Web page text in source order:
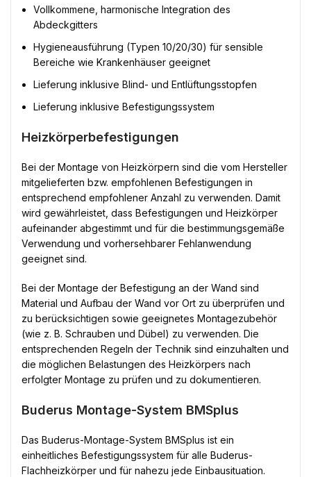
Vollkommene, harmonische Integration des
Abdeckgitters
Hygieneausführung (Typen 10/20/30) für sensible
Bereiche wie Krankenhäuser geeignet
Lieferung inklusive Blind- und Entlüftungsstopfen
Lieferung inklusive Befestigungssystem
Heizkörperbefestigungen
Bei der Montage von Heizkörpern sind die vom Hersteller
mitgelieferten bzw. empfohlenen Befestigungen in
entsprechend empfohlener Anzahl zu verwenden. Damit
wird gewährleistet, dass Befestigungen und Heizkörper
aufeinander abgestimmt und für die bestimmungsgemäße
Verwendung und vorhersehbarer Fehlanwendung
geeignet sind.
Bei der Montage der Befestigung an der Wand sind
Material und Aufbau der Wand vor Ort zu überprüfen und
zu berücksichtigen sowie geeignetes Montagezubehör
(wie z. B. Schrauben und Dübel) zu verwenden. Die
entsprechenden Regeln der Technik sind einzuhalten und
die möglichen Belastungen des Heizkörpers nach
erfolgter Montage zu prüfen und zu dokumentieren.
Buderus Montage-System BMSplus
Das Buderus-Montage-System BMSplus ist ein
einheitliches Befestigungssystem für alle Buderus-
Flachheizkörper und für nahezu jede Einbausituation.